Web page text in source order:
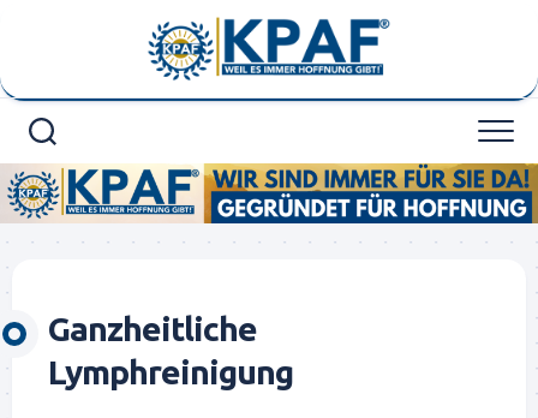
Ganzheitliche
Lymphreinigung